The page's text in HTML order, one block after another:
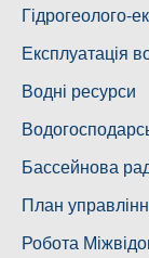
Воскресенська
Ковалівська
Новобузька
Снігурівська
Дільниця з
водоочисних
Лабораторія
Лабораторія
Гідрогеолого-
Експлуатація
Водні ресурси
Режими роботи
Бассейнова
Басейнова
Басейнова
План
Робота